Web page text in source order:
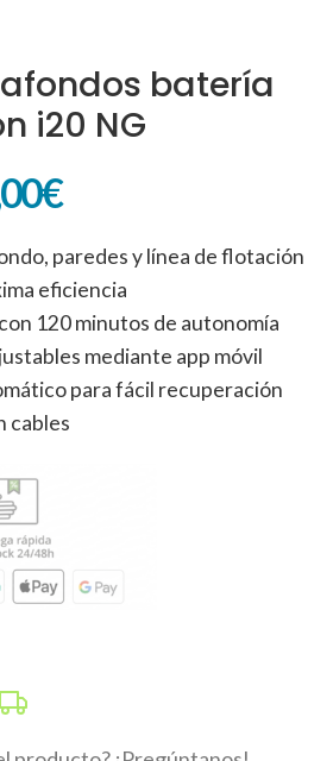
batería
i20 NG
€
paredes y línea de flotación
eficiencia
120 minutos de autonomía
mediante app móvil
para fácil recuperación
cables